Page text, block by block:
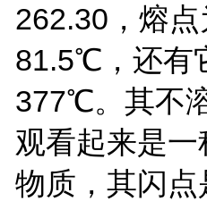
262.30，熔
81.5℃，还有
377℃。其不
观看起来是
物质，其闪